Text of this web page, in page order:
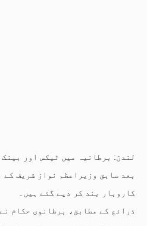
لندن: برطانیہ میں ٹیکس اور
بعد سابق وزیراعظم نواز شریف کے
کاروبار بند کر دیے گئے ہیں۔
ذرائع کے مطابق، برطانوی حکام